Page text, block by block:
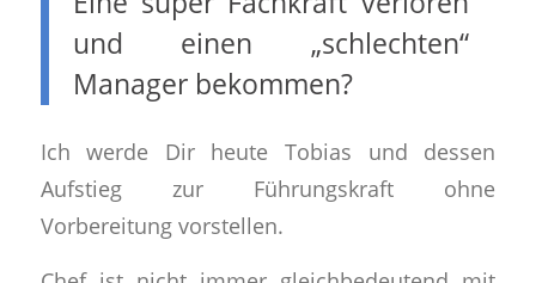
und einen „schlechten“
Manager bekommen?
Ich werde Dir heuteTobias und dessen
Aufstieg zur Führungskraft ohne
Vorbereitung vorstellen.